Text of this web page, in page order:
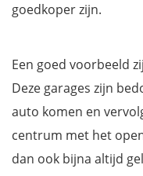
goedkoper zijn.
Een goed voorbeeld
Deze garages zijn
auto komen en
centrum met het
dan ook bijna altijd